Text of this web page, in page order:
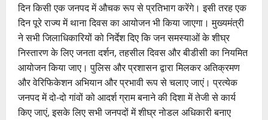
दिन किसी एक जनपद में औचक रूप से प्रतिभाग करेंगे। इसी तरह एक
दिन पूरे राज्य में थाना दिवस का आयोजन भी किया जाएगा। मुख्यमंत्री
ने सभी जिलाधिकारियों को निर्देश दिए कि जन समस्याओं के शीघ्र
निस्तारण के लिए जनता दर्शन, तहसील दिवस और बीडीसी का नियमित
आयोजन किया जाए। पुलिस और प्रशासन द्वारा मिलकर अतिक्रमण
और वेरिफिकेशन अभियान और प्रभावी रूप से चलाए जाएं। प्रत्येक
जनपद में दो-दो गांवों को आदर्श ग्राम बनाने की दिशा में तेजी से कार्य
किए जाएं, इसके लिए सभी जनपदों में शीघ्र नोडल अधिकारी बनाए